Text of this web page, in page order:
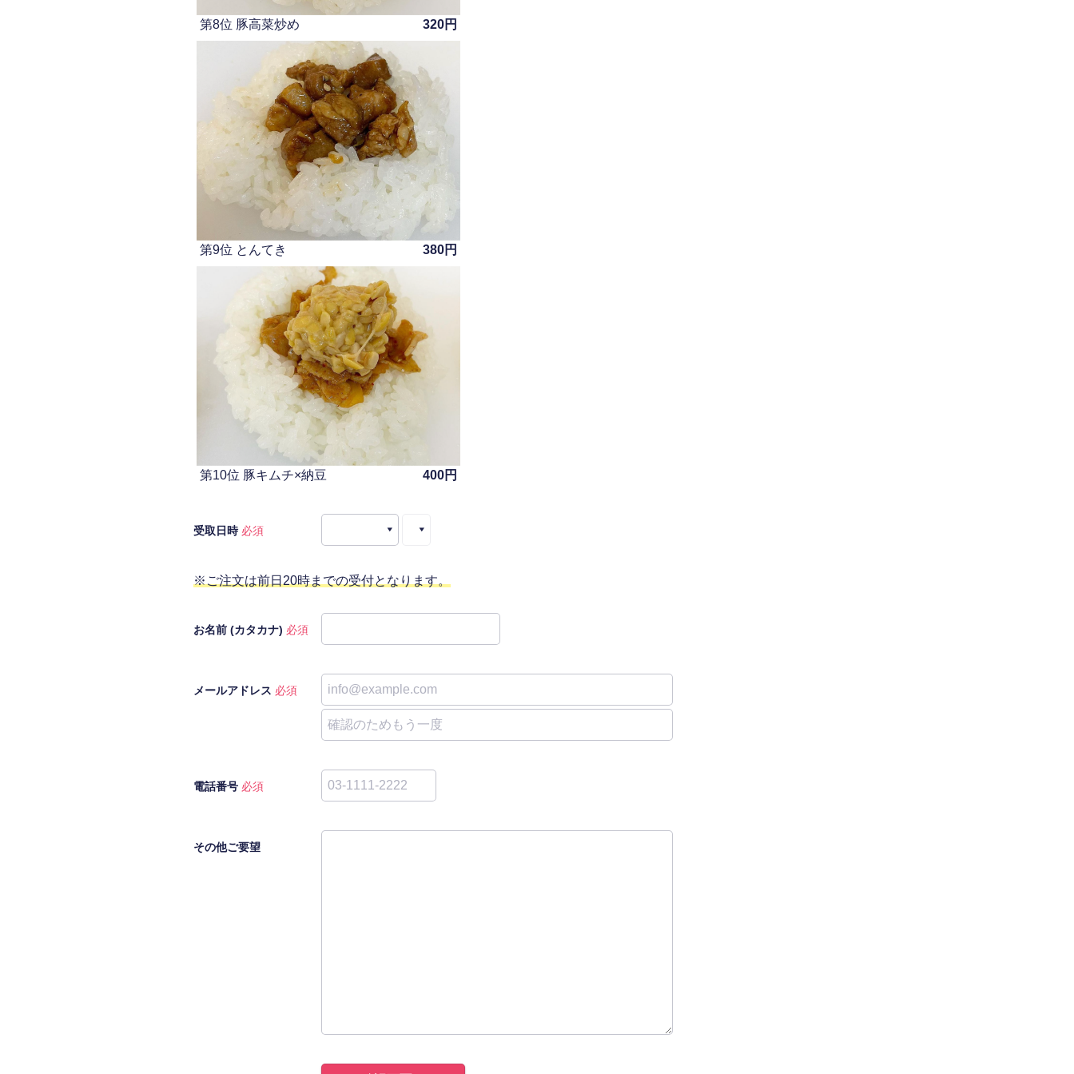
第8位 豚高菜炒め 320円
第9位 とんてき 380円
第10位 豚キムチ×納豆 400円
受取日時 必須
※ご注文は前日20時までの受付となります。
お名前 (カタカナ) 必須
メールアドレス 必須
電話番号 必須
その他ご要望